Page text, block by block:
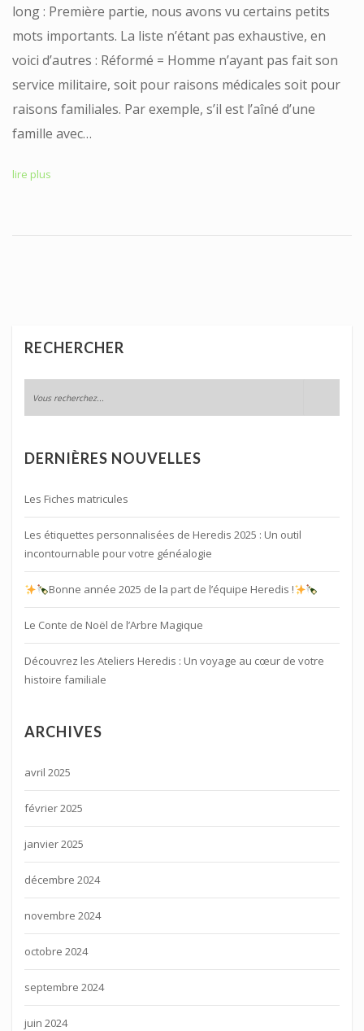
long : Première partie, nous avons vu certains petits
mots importants. La liste n’étant pas exhaustive, en
voici d’autres : Réformé = Homme n’ayant pas fait son
service militaire, soit pour raisons médicales soit pour
raisons familiales. Par exemple, s’il est l’aîné d’une
famille avec…
lire plus
RECHERCHER
DERNIÈRES NOUVELLES
Les Fiches matricules
Les étiquettes personnalisées de Heredis 2025 : Un outil
incontournable pour votre généalogie
Bonne année 2025 de la part de l’équipe Heredis !
Le Conte de Noël de l’Arbre Magique
Découvrez les Ateliers Heredis : Un voyage au cœur de votre
histoire familiale
ARCHIVES
avril 2025
février 2025
janvier 2025
décembre 2024
novembre 2024
octobre 2024
septembre 2024
juin 2024